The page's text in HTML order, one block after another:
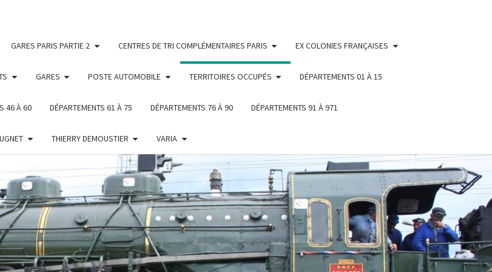
GARES PARIS PARTIE 2 CENTRES DE TRI COMPLÉMENTAIRES PARIS EX COLONIES FRANÇAISES
GARES POSTE AUTOMOBILE TERRITOIRES OCCUPÉS DÉPARTEMENTS 01 À 15
46 À 60 DÉPARTEMENTS 61 À 75 DÉPARTEMENTS 76 À 90 DÉPARTEMENTS 91 À 971
THIERRY DEMOUSTIER VARIA